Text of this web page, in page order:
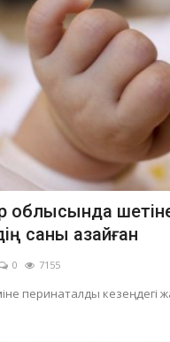
облысында
саны азайған
0 7155
перинаталды кезеңдегі